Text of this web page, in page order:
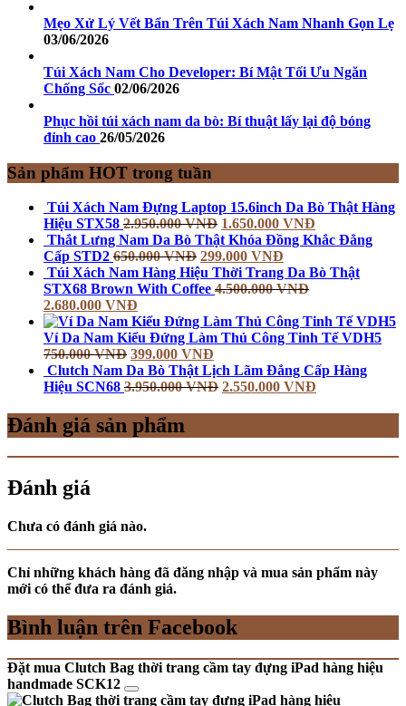
Mẹo Xử Lý Vết Bẩn Trên Túi Xách Nam Nhanh Gọn Lẹ
03/06/2026
Túi Xách Nam Cho Developer: Bí Mật Tối Ưu Ngăn
Chống Sốc 02/06/2026
Phục hồi túi xách nam da bò: Bí thuật lấy lại độ bóng
đỉnh cao 26/05/2026
Sản phẩm HOT trong tuần
Túi Xách Nam Đựng Laptop 15.6inch Da Bò Thật Hàng
Hiệu STX58 2.950.000VNĐ 1.650.000 VNĐ
Thắt Lưng Nam Da Bò Thật Khóa Đồng Khắc Đẳng
Cấp STD2 650.000VNĐ 299.000 VNĐ
Túi Xách Nam Hàng Hiệu Thời Trang Da Bò Thật
STX68 Brown With Coffee 4.500.000VNĐ
2.680.000 VNĐ
Ví Da Nam Kiểu Đứng Làm Thủ Công Tinh Tế VDH5
750.000VNĐ 399.000 VNĐ
Clutch Nam Da Bò Thật Lịch Lãm Đẳng Cấp Hàng
Hiệu SCN68 3.950.000VNĐ 2.550.000 VNĐ
Đánh giá sản phẩm
Đánh giá
Chưa có đánh giá nào.
Chỉ những khách hàng đã đăng nhập và mua sản phẩm này
mới có thể đưa ra đánh giá.
Bình luận trên Facebook
Đặt mua Clutch Bag thời trang cầm tay đựng iPad hàng hiệu
handmade SCK12